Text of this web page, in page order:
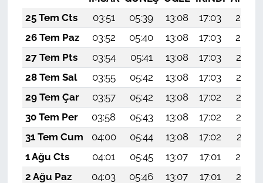
25 Tem Cts
03:51 05:39 13:08 17:03
20:26
26 Tem Paz
03:52 05:40 13:08 17:03
20:26
27 Tem Pts
03:54 05:41 13:08 17:03
20:25
28 Tem Sal
03:55 05:42 13:08 17:03
20:24
29 Tem Çar
03:57 05:42 13:08 17:02
20:23
30 Tem Per
03:58 05:43 13:08 17:02
20:22
31 Tem Cum
04:00 05:44 13:08 17:02
20:21
1 Ağu Cts
04:01 05:45 13:07 17:01
20:20
2 Ağu Paz
04:03 05:46 13:07 17:01
20:19